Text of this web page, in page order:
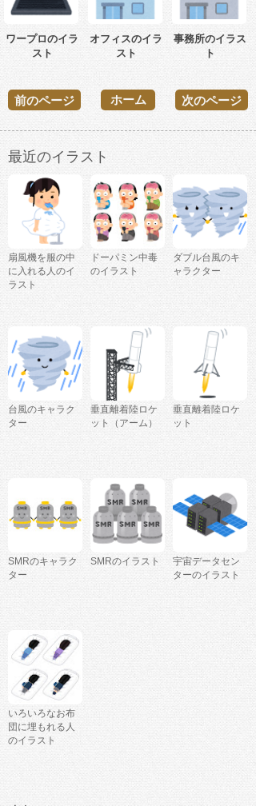
ワープロのイラ
スト
オフィスのイラ
スト
事務所のイラス
ト
前のページ 次のページ
ホーム
最近のイラスト
扇風機を服の中
に入れる人のイ
ラスト
ドーパミン中毒
のイラスト
ダブル台風のキ
ャラクター
台風のキャラク
ター
垂直離着陸ロケ
ット（アーム）
垂直離着陸ロケ
ット
SMRのキャラク
ター
SMRのイラスト
宇宙データセン
ターのイラスト
いろいろなお布
団に埋もれる人
のイラスト